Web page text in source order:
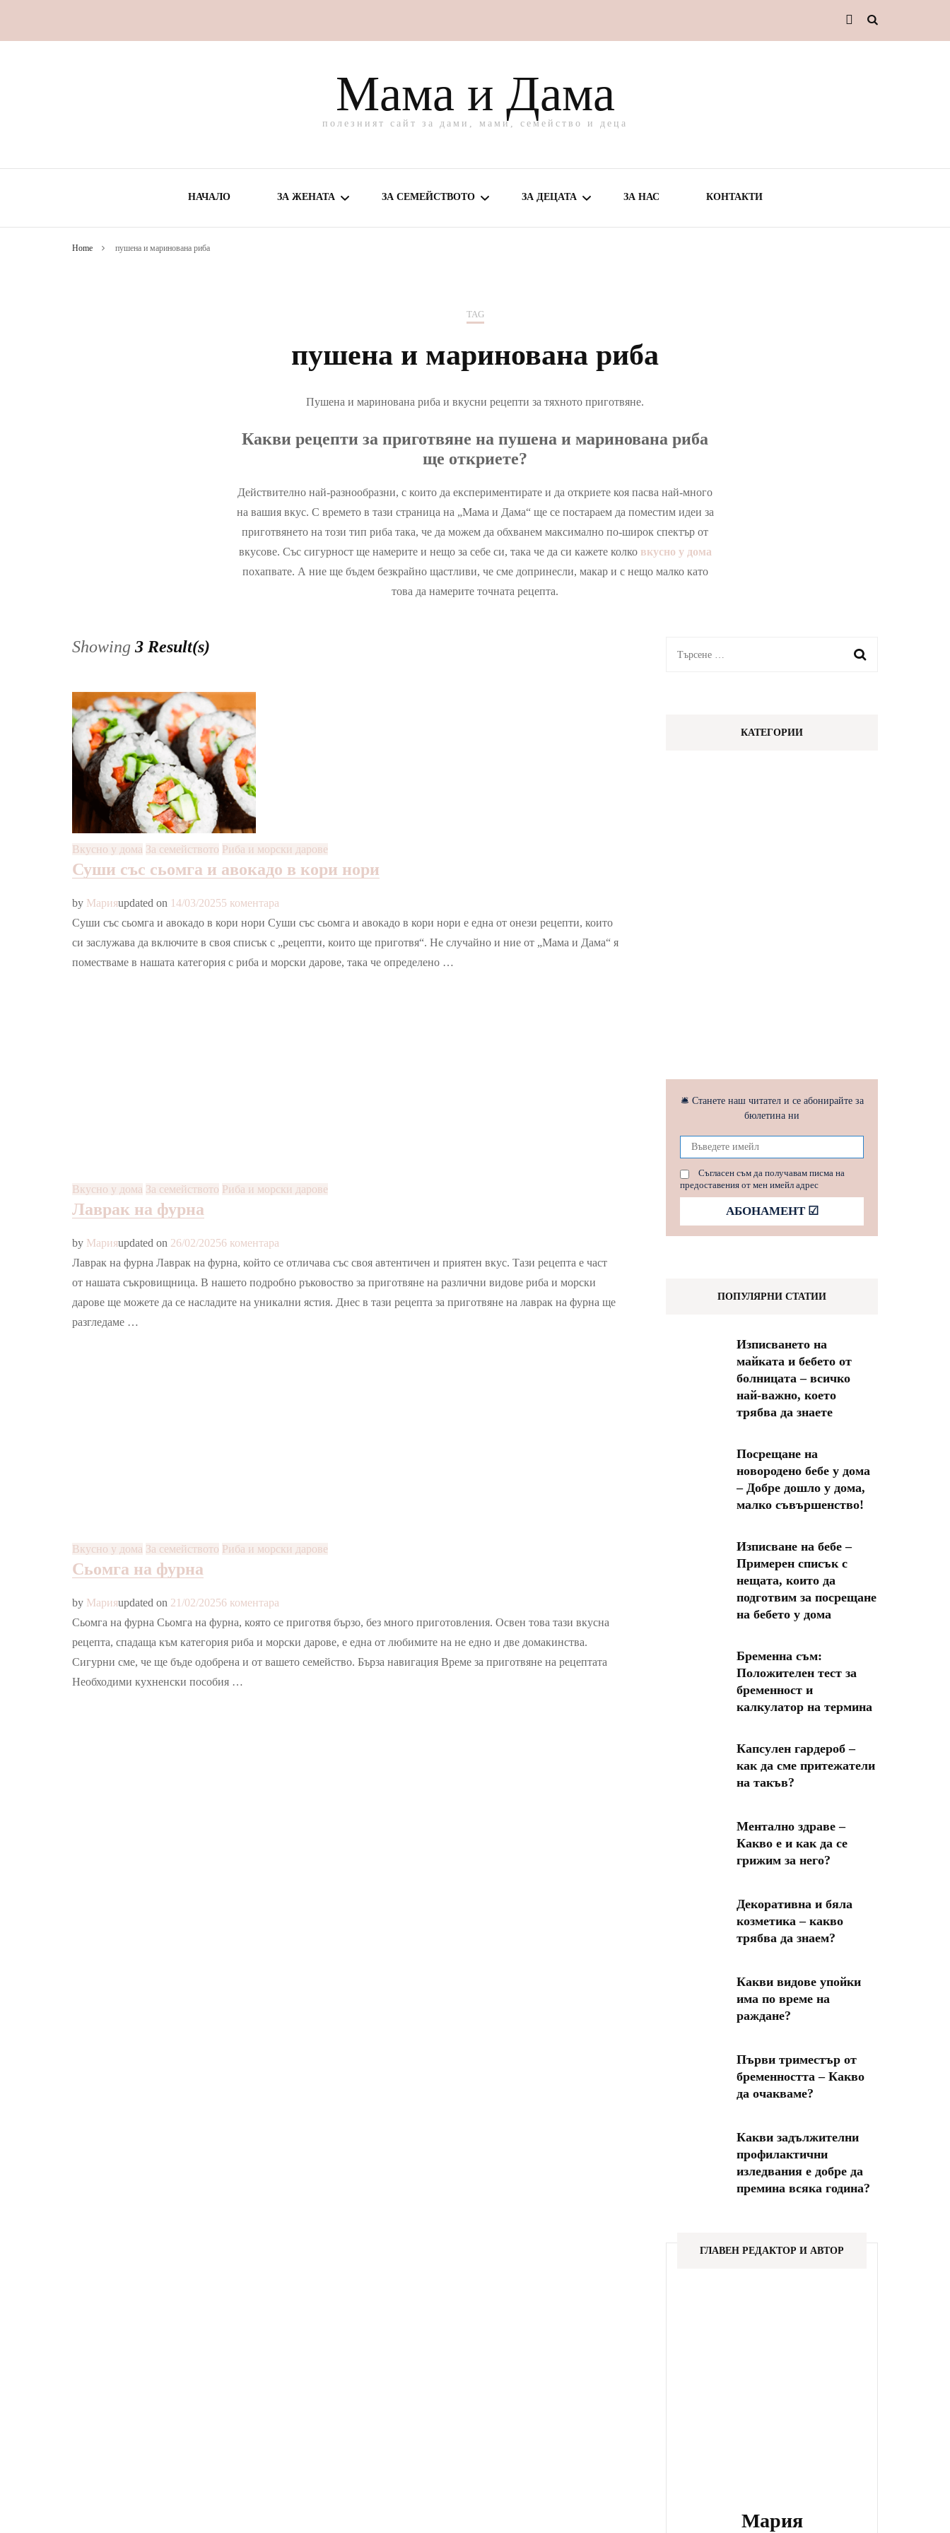
Мама и Дама
полезният сайт за дами, мами, семейство и деца
НАЧАЛО ЗА ЖЕНАТА
МОДА
СОЦИАЛЕН ЖИВОТ
ЗА СЕМЕЙСТВОТО
УЮТ ВКЪЩИ
ЧИСТОТА У ДОМА
ЗА ДЕЦАТА
ЗА ТИЙНЕЙДЖЪРА
ЗА НАС КОНТАКТИ
Home пушена и маринована риба
TAG
пушена и маринована риба
Пушена и маринована риба и вкусни рецепти за тяхното приготвяне.
Какви рецепти за приготвяне на пушена и маринована риба
ще откриете?
Действително най-разнообразни, с които да експериментирате и да откриете коя пасва най-много
на вашия вкус. С времето в тази страница на „Мама и Дама“ ще се постараем да поместим идеи за
приготвянето на този тип риба така, че да можем да обхванем максимално по-широк спектър от
вкусове. Със сигурност ще намерите и нещо за себе си, така че да си кажете колко вкусно у дома
похапвате. А ние ще бъдем безкрайно щастливи, че сме допринесли, макар и с нещо малко като
това да намерите точната рецепта.
Showing 3 Result(s)
Вкусно у дома За семейството Риба и морски дарове
Суши със сьомга и авокадо в кори нори
by Марияupdated on 14/03/20255 коментара
Суши
със
сьомга
Суши със сьомга и авокадо в кори нори Суши със сьомга и авокадо в кори нори е една от онези рецепти, които
си заслужава да включите в своя списък с „рецепти, които ще приготвя“. Не случайно и ние от „Мама и Дама“ я
поместваме в нашата категория с риба и морски дарове, така че определено …
Вкусно у дома За семейството Риба и морски дарове
Лаврак на фурна
by Марияupdated on 26/02/20256 коментара
Лаврак
на
фурна
Лаврак на фурна Лаврак на фурна, който се отличава със своя автентичен и приятен вкус. Тази рецепта е част
от нашата съкровищница. В нашето подробно ръковоство за приготвяне на различни видове риба и морски
дарове ще можете да се насладите на уникални ястия. Днес в тази рецепта за приготвяне на лаврак на фурна ще
разгледаме …
Вкусно у дома За семейството Риба и морски дарове
Сьомга на фурна
by Марияupdated on 21/02/20256 коментара
Сьомга
на
фурна
Сьомга на фурна Сьомга на фурна, която се приготвя бързо, без много приготовления. Освен това тази вкусна
рецепта, спадаща към категория риба и морски дарове, е една от любимите на не едно и две домакинства.
Сигурни сме, че ще бъде одобрена и от вашето семейство. Бърза навигация Време за приготвяне на рецептата
Необходими кухненски пособия …
Търсене
КАТЕГОРИИ
🛎 Станете наш читател и се абонирайте за
бюлетина ни
Съгласен съм да получавам писма на
предоставения от мен имейл адрес
ПОПУЛЯРНИ СТАТИИ
Изписването на
майката и бебето от
болницата – всичко
най-важно, което
трябва да знаете
Посрещане на
новородено бебе у дома
– Добре дошло у дома,
малко съвършенство!
Изписване на бебе –
Примерен списък с
нещата, които да
подготвим за посрещане
на бебето у дома
Бременна съм:
Положителен тест за
бременност и
калкулатор на термина
Капсулен гардероб –
как да сме притежатели
на такъв?
Ментално здраве –
Какво е и как да се
грижим за него?
Декоративна и бяла
козметика – какво
трябва да знаем?
Какви видове упойки
има по време на
раждане?
Първи триместър от
бременността – Какво
да очакваме?
Какви задължителни
профилактични
изледвания е добре да
премина всяка година?
ГЛАВЕН РЕДАКТОР И АВТОР
Мария